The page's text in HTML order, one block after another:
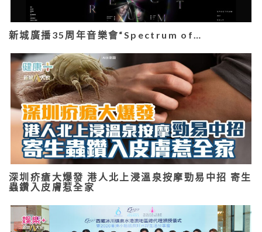
新城廣播35周年音樂會“Spectrum of…
深圳疥瘡大爆發 港人北上浸溫泉按摩勁易中招 寄生
蟲鑽入皮膚惹全家